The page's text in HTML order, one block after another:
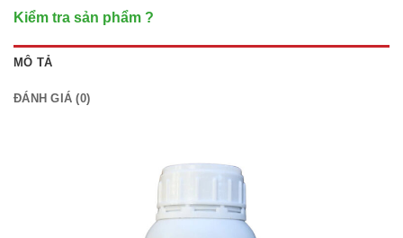
Kiểm tra sản phẩm ?
MÔ TẢ
ĐÁNH GIÁ (0)